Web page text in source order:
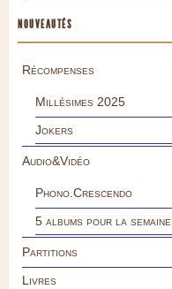
NOUVEAUTÉS
Récompenses
Millésimes 2025
Jokers
Audio&Vidéo
Phono.Crescendo
5 albums pour la semaine
Partitions
Livres